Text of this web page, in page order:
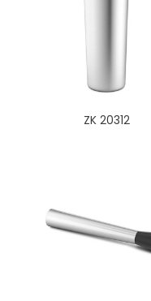
ZK 20312